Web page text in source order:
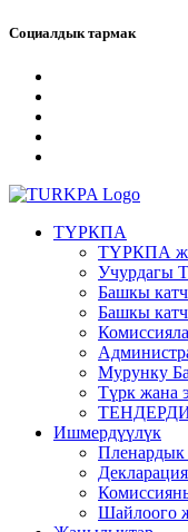
Социалдык тармак
ТҮРКПА
ТҮРКПА
Учурдагы
Башкы
Башкы
Мурунку
Түрк жана
Ишмердүүлүк
Пленардык
Шайлоого